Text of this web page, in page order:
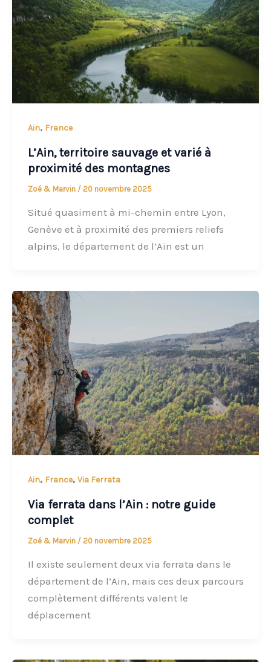
Ain, France
L’Ain, territoire sauvage et varié à
proximité des montagnes
Zoé & Marvin / 20 novembre 2025
Situé quasiment à mi-chemin entre Lyon,
Genève et à proximité des premiers reliefs
alpins, le département de l’Ain est un
Ain, France, Via Ferrata
Via ferrata dans l’Ain : notre guide
complet
Zoé & Marvin / 20 novembre 2025
Il existe seulement deux via ferrata dans le
département de l’Ain, mais ces deux parcours
complètement différents valent le
déplacement